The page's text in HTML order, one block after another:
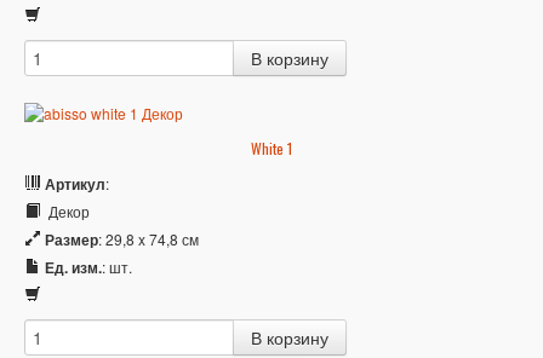
White 1
Артикул:
Декор
Размер: 29,8 x 74,8 см
Ед. изм.: шт.